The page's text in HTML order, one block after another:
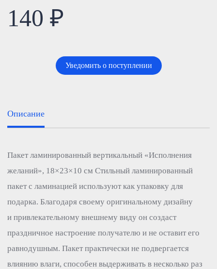
140 ₽
Уведомить о поступлении
Описание
Пакет ламинированный вертикальный «Исполнения
желаний», 18×23×10 см Стильный ламинированный
пакет с ламинацией используют как упаковку для
подарка. Благодаря своему оригинальному дизайну
и привлекательному внешнему виду он создаст
праздничное настроение получателю и не оставит его
равнодушным. Пакет практически не подвергается
влиянию влаги, способен выдерживать в несколько раз